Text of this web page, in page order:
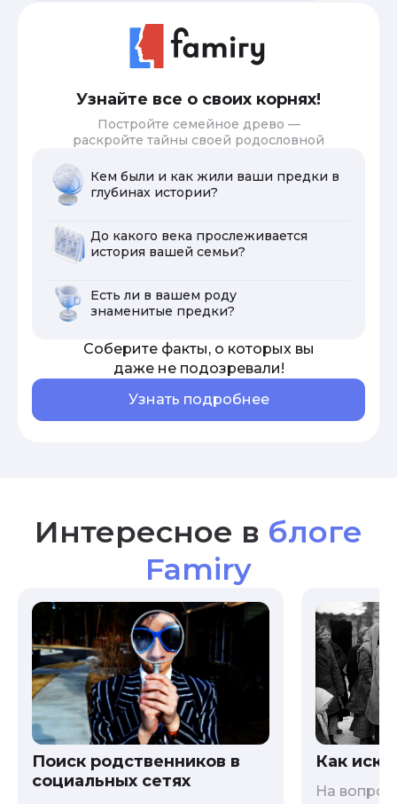
Узнайте все о своих корнях!
Постройте семейное древо —
раскройте тайны своей родословной
Кем были и как жили ваши предки в
глубинах истории?
До какого века прослеживается
история вашей семьи?
Есть ли в вашем роду
знаменитые предки?
Соберите факты, о которых вы
даже не подозревали!
Узнать подробнее
Интересное в блоге
Famiry
Поиск родственников в
социальных сетях
Как
На вопрос